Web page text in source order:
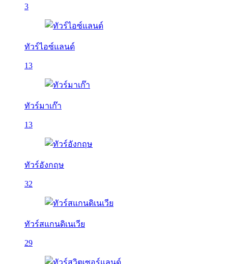
3
ทัวร์ไอซ์แลนด์
13
ทัวร์มาเก๊า
13
ทัวร์อังกฤษ
32
ทัวร์สแกนดิเนเวีย
29